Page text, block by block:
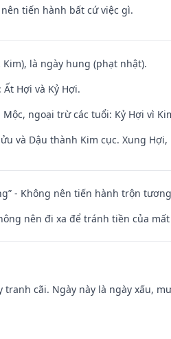
tiến hành bất cứ việc gì.
Kim), là ngày hung (phạt nhật).
Hợi và Kỷ Hợi.
ngoại trừ các tuổi: Kỷ Hợi vì
và Dậu thành Kim cục. Xung
- Không nên tiến hành trộn
nên đi xa để tránh tiền của
cãi. Ngày này là ngày xấu,